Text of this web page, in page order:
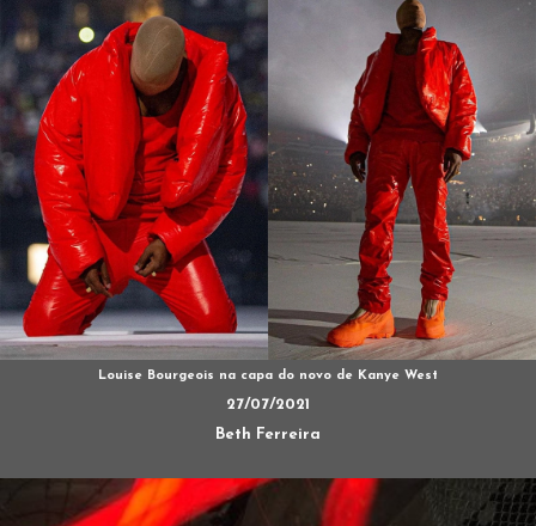
Louise Bourgeois na capa do novo de Kanye West
27/07/2021
Beth Ferreira